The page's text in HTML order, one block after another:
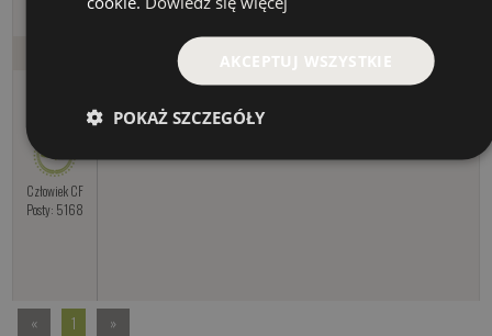
Sławomir S. 2014-12-14 19:10
Człowiek CF
Posty: 5168
świąteczny... Oprócz karpiarzy oczywiście, ha, ha...
« 1
»
AKCEPTUJ WSZYSTKIE
POKAŻ SZCZEGÓŁY